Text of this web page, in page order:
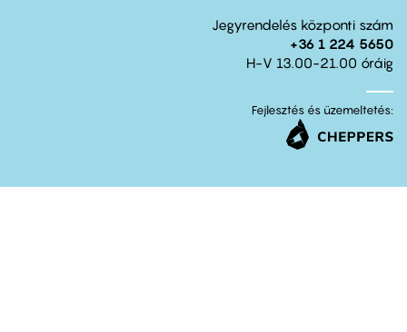
Jegyrendelés központi szám
+36 1 224 5650
H-V 13.00-21.00 óráig
Fejlesztés és üzemeltetés: